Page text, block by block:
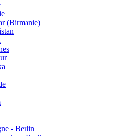
(Birmanie)
- Berlin